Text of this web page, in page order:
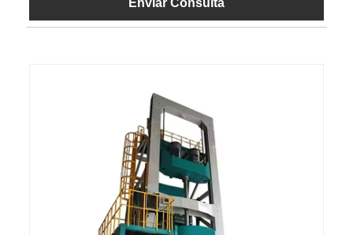
Enviar Consulta